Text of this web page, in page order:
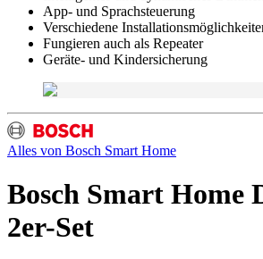
App- und Sprachsteuerung
Verschiedene
Fungieren auch als Repeater
Geräte- und Kindersicherung
Alles von Bosch Smart Home
Bosch Smart Home
2er-Set